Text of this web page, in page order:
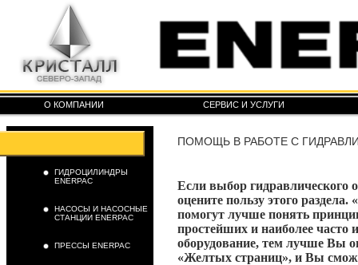
О КОМПАНИИ СЕРВИС И УСЛУГИ
ГИДРОЦИЛИНДРЫ
ENERPAC
НАСОСЫ И НАСОСНЫЕ
СТАНЦИИ ENERPAC
ПРЕССЫ ENERPAC
ПОМОЩЬ В РАБОТЕ С
Если выбор гидравлического
оцените пользу этого
помогут лучше понять
простейших и наиболее
оборудование, тем лучше Вы
«Желтых страниц», и Вы